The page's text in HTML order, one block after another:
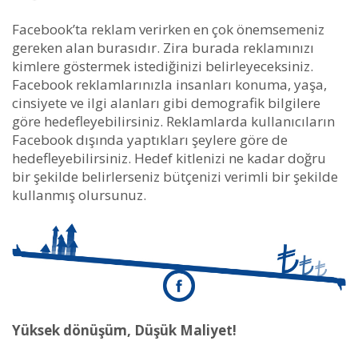
Facebook’ta reklam verirken en çok önemsemeniz
gereken alan burasıdır. Zira burada reklamınızı
kimlere göstermek istediğinizi belirleyeceksiniz.
Facebook reklamlarınızla insanları konuma, yaşa,
cinsiyete ve ilgi alanları gibi demografik bilgilere
göre hedefleyebilirsiniz. Reklamlarda kullanıcıların
Facebook dışında yaptıkları şeylere göre de
hedefleyebilirsiniz. Hedef kitlenizi ne kadar doğru
bir şekilde belirlerseniz bütçenizi verimli bir şekilde
kullanmış olursunuz.
Yüksek dönüşüm, Düşük Maliyet!